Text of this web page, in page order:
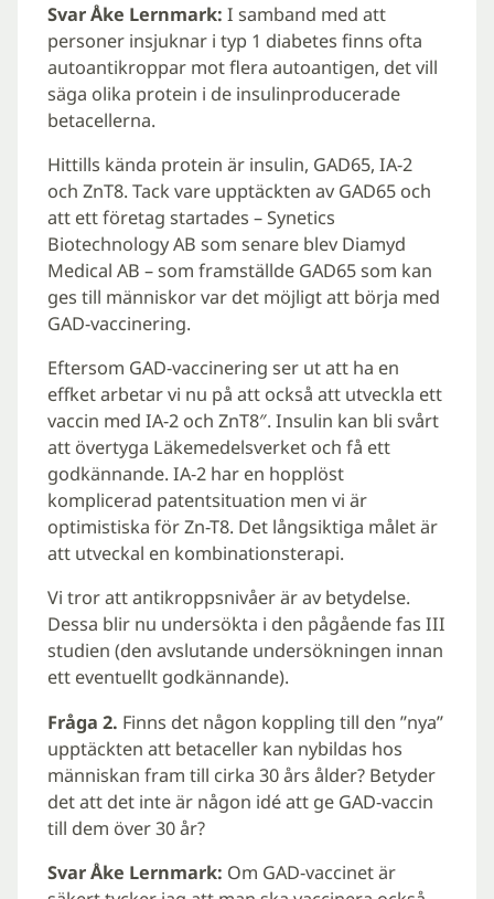
Svar Åke Lernmark: I samband med att
personer insjuknar i typ 1 diabetes finns ofta
autoantikroppar mot flera autoantigen, det vill
säga olika protein i de insulinproducerade
betacellerna.
Hittills kända protein är insulin, GAD65, IA-2
och ZnT8. Tack vare upptäckten av GAD65 och
att ett företag startades – Synetics
Biotechnology AB som senare blev Diamyd
Medical AB – som framställde GAD65 som kan
ges till människor var det möjligt att börja med
GAD-vaccinering.
Eftersom GAD-vaccinering ser ut att ha en
effket arbetar vi nu på att också att utveckla ett
vaccin med IA-2 och ZnT8″. Insulin kan bli svårt
att övertyga Läkemedelsverket och få ett
godkännande. IA-2 har en hopplöst
komplicerad patentsituation men vi är
optimistiska för Zn-T8. Det långsiktiga målet är
att utveckal en kombinationsterapi.
Vi tror att antikroppsnivåer är av betydelse.
Dessa blir nu undersökta i den pågående fas III
studien (den avslutande undersökningen innan
ett eventuellt godkännande).
Fråga 2. Finns det någon koppling till den ”nya”
upptäckten att betaceller kan nybildas hos
människan fram till cirka 30 års ålder? Betyder
det att det inte är någon idé att ge GAD-vaccin
till dem över 30 år?
Svar Åke Lernmark: Om GAD-vaccinet är